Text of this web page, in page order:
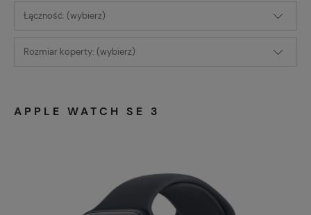
Łączność: (wybierz)
Rozmiar koperty: (wybierz)
APPLE WATCH SE 3